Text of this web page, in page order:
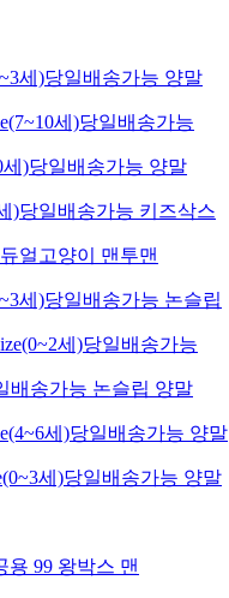
세)당일배송가능 양말
세)당일배송가능
세)당일배송가능 양말
)당일배송가능 키즈삭스
얼고양이 맨투맨
세)당일배송가능 논슬립
세)당일배송가능
배송가능 논슬립 양말
세)당일배송가능 양말
세)당일배송가능 양말
99 왕박스 맨